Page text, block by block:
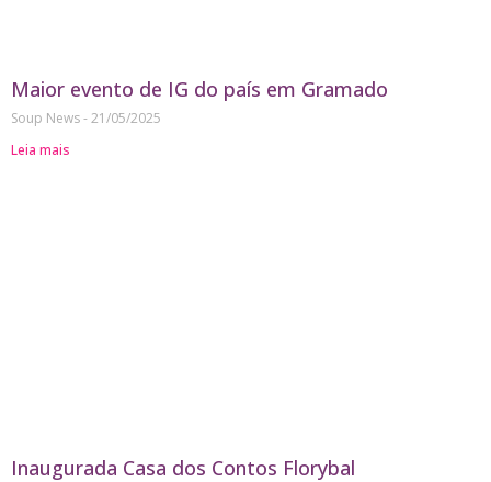
Maior evento de IG do país em Gramado
Soup News 21/05/2025
Leia mais
Inaugurada Casa dos Contos Florybal